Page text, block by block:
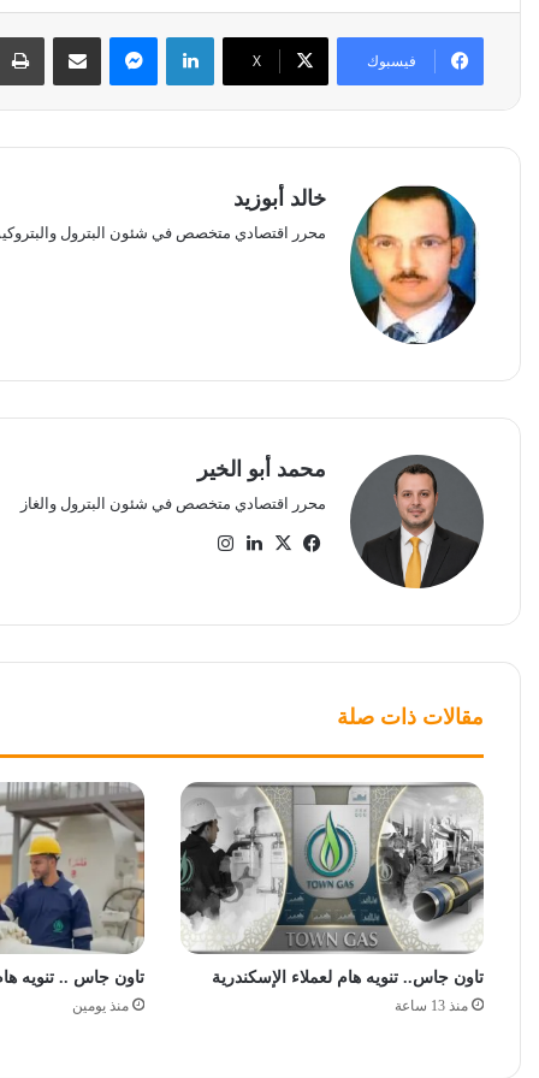
فيسبوك ‫X
لينكدإن ماسنجر مشاركة عبر البريد
خالد أبوزيد
محرر اقتصادي متخصص في شئون البترول
محمد أبو الخير
محرر اقتصادي متخصص في شئون البترول والغاز
فيسبوك
‫X لينكدإن
مقالات ذات صلة
تاون جاس.. تنويه هام لعملاء الإسكندرية
منذ 13 ساعة
تاون جاس .. تنويه
منذ يومين